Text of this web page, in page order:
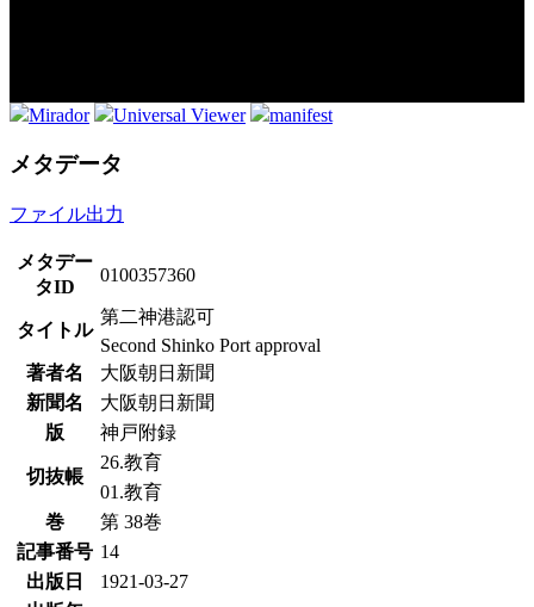
Mirador Universal Viewer manifest
メタデータ
ファイル出力
メタデー
タID
0100357360
タイトル
第二神港認可
Second Shinko Port approval
著者名
大阪朝日新聞
新聞名
大阪朝日新聞
版
神戸附録
切抜帳
26.教育
01.教育
巻
第 38巻
記事番号 14
出版日
1921-03-27